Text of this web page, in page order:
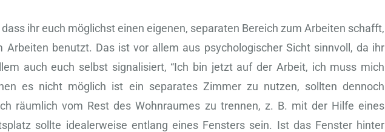
ihr euch möglichst einen eigenen, separaten Bereich zum Arbeiten schafft,
Arbeiten benutzt. Das ist vor allem aus psychologischer Sicht sinnvoll, da ihr
auch euch selbst signalisiert, “Ich bin jetzt auf der Arbeit, ich muss mich
es nicht möglich ist ein separates Zimmer zu nutzen, sollten dennoch
räumlich vom Rest des Wohnraumes zu trennen, z. B. mit der Hilfe eines
sollte idealerweise entlang eines Fensters sein. Ist das Fenster hinter